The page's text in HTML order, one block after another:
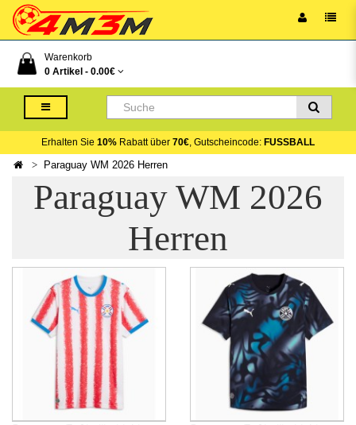
Warenkorb
0 Artikel - 0.00€
Erhalten Sie 10% Rabatt über 70€, Gutscheincode: FUSSBALL
Paraguay WM 2026 Herren
Paraguay WM 2026
Herren